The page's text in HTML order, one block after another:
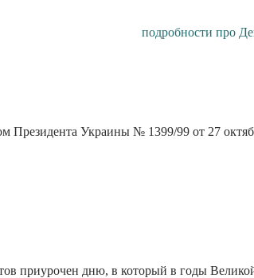
подробности про
Украины № 1399/99 от 27
приурочен дню, в который в годы